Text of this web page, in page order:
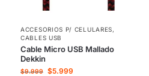
ACCESORIOS P/ CELULARES,
CABLES USB
Cable Micro USB Mallado
Dekkin
$9.999 $5.999